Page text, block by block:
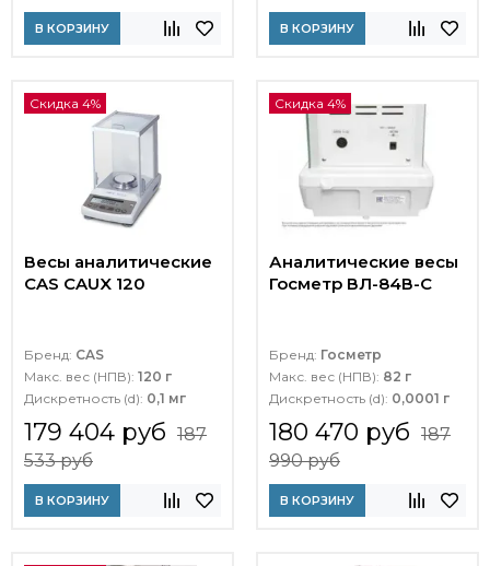
В КОРЗИНУ В КОРЗИНУ
Скидка 4%
Весы аналитические
CAS CAUX 120
Бренд: CAS
Макс. вес (НПВ): 120 г
Дискретность (d): 0,1 мг
179 404 руб 187
533 руб
В КОРЗИНУ
Скидка 4%
Аналитические весы
Госметр ВЛ-84В-С
Бренд: Госметр
Макс. вес (НПВ): 82 г
Дискретность (d): 0,0001 г
180 470 руб 187
990 руб
В КОРЗИНУ